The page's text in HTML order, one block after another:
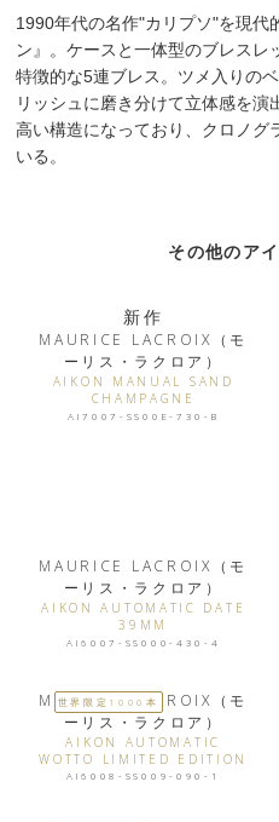
1990年代の名作"カリプソ"を現代
ン』。ケースと一体型のブレスレ
特徴的な5連ブレス。ツメ入りの
リッシュに磨き分けて立体感を
高い構造になっており、クロノグ
いる。
その他のア
新作
MAURICE LACROIX（モ
ーリス・ラクロア）
AIKON MANUAL SAND
CHAMPAGNE
AI7007-SS00E-730-B
MAURICE LACROIX（モ
ーリス・ラクロア）
AIKON AUTOMATIC DATE
39MM
AI6007-SS000-430-4
世界限定1000本
MAURICE LACROIX（モ
ーリス・ラクロア）
AIKON AUTOMATIC
WOTTO LIMITED EDITION
AI6008-SS009-090-1